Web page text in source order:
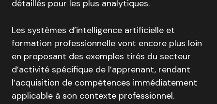
détaillés pour les plus analytiques.
Les systèmes d’intelligence artificielle et
formation professionnelle vont encore plus loin
en proposant des exemples tirés du secteur
d’activité spécifique de l’apprenant, rendant
l’acquisition de compétences immédiatement
applicable à son contexte professionnel.